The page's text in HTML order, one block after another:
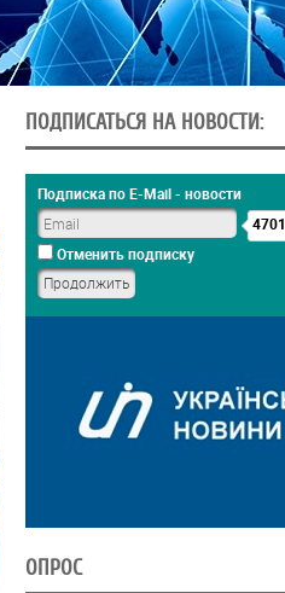
ПОДПИСАТЬСЯ НА НОВОСТИ:
Подписка по E-Mail - новости
4701
Отменить подписку
ОПРОС